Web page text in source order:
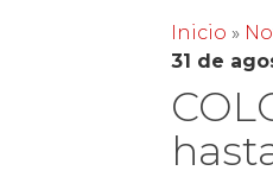
Inicio »
31 de